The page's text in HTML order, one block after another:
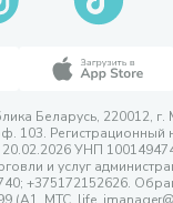
Беларусь, 220012, г.
103.
УНП
и услуг
+375172152626.